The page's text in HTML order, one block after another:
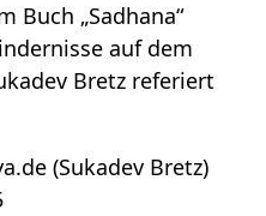
Buch „Sadhana“
auf dem
Bretz referiert
(Sukadev Bretz)